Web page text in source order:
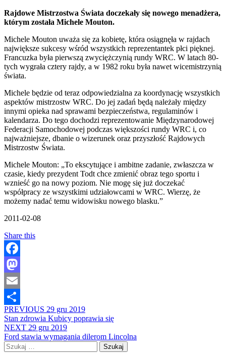
Rajdowe Mistrzostwa Świata doczekały się nowego menadżera,
którym została Michele Mouton.
Michele Mouton uważa się za kobietę, która osiągnęła w rajdach
największe sukcesy wśród wszystkich reprezentantek płci pięknej.
Francuzka była pierwszą zwyciężczynią rundy WRC. W latach 80-
tych wygrała cztery rajdy, a w 1982 roku była nawet wicemistrzynią
świata.
Michele będzie od teraz odpowiedzialna za koordynację wszystkich
aspektów mistrzostw WRC. Do jej zadań będą należały między
innymi opieka nad sprawami bezpieczeństwa, regulaminów i
kalendarza. Do tego dochodzi reprezentowanie Międzynarodowej
Federacji Samochodowej podczas większości rundy WRC i, co
najważniejsze, dbanie o wizerunek oraz przyszłość Rajdowych
Mistrzostw Świata.
Michele Mouton: „To ekscytujące i ambitne zadanie, zwłaszcza w
czasie, kiedy prezydent Todt chce zmienić obraz tego sportu i
wznieść go na nowy poziom. Nie mogę się już doczekać
współpracy ze wszystkimi udziałowcami w WRC. Wierzę, że
możemy nadać temu widowisku nowego blasku.”
2011-02-08
Share this
Facebook
Mastodon
Email
Share
PREVIOUS 29 gru 2019
Stan zdrowia Kubicy poprawia się
NEXT 29 gru 2019
Ford stawia wymagania dilerom Lincolna
Szukaj: